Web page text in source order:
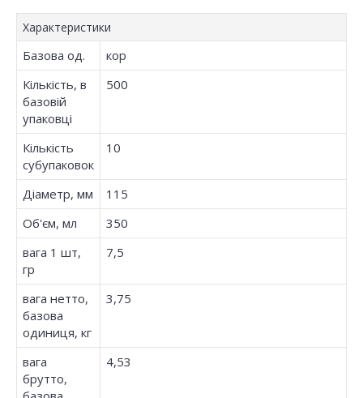
Характеристики
Базова од.
кор
Кількість, в
базовій
упаковці
500
Кількість
субупаковок
10
Діаметр, мм
115
Об'єм, мл
350
вага 1 шт,
гр
7,5
вага нетто,
базова
одиниця, кг
3,75
вага
брутто,
4,53